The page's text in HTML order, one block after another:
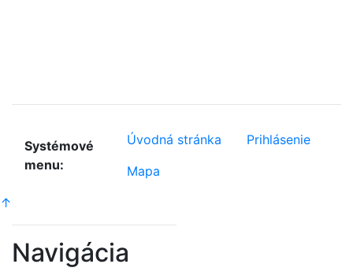
Systémové
menu:
Úvodná stránka
Prihlásenie
Mapa
↑
Navigácia